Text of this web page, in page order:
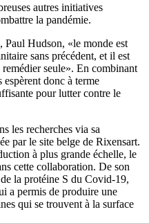
autres initiatives
la pandémie.
Paul Hudson, «le monde est
sans précédent, et il est
seule». En combinant
donc à terme
pour lutter contre le
les recherches via sa
par le site belge de Rixensart.
à plus grande échelle, le
cette collaboration. De son
la protéine S du Covid-19,
a permis de produire une
qui se trouvent à la surface